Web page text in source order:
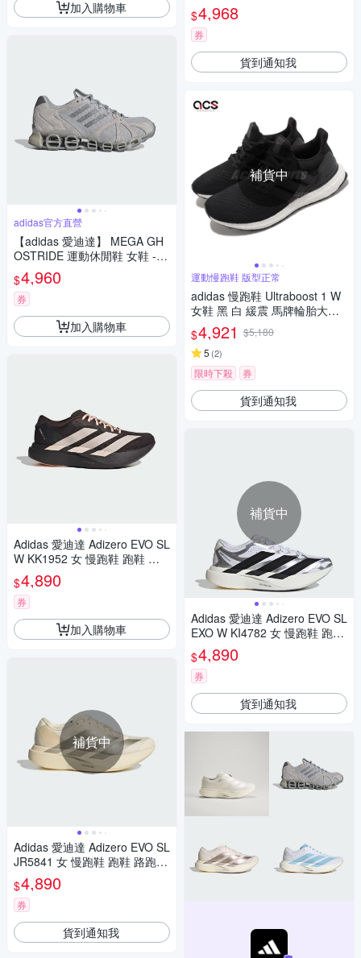
加入購物車
adidas官方直營
【adidas 愛迪達】 MEGA GH
OSTRIDE 運動休閒鞋 女鞋 - O
riginals IH4392
$4,960
券
加入購物車
Adidas 愛迪達 Adizero EVO SL
W KK1952 女 慢跑鞋 跑鞋 路
跑 棕 粉 避震
$4,890
券
加入購物車
補貨中
Adidas 愛迪達 Adizero EVO SL
JR5841 女 慢跑鞋 跑鞋 路跑
米 銀
$4,890
券
貨到通知我
縫 4D中底 反光 愛迪達 白
$4,968
券
貨到通知我
補貨中
運動慢跑鞋 版型正常
adidas 慢跑鞋 Ultraboost 1 W
女鞋 黑 白 緩震 馬牌輪胎大底
襪套式 愛迪達 HQ4206
$4,921 $5,180
5 (2)
限時下殺 券
貨到通知我
補貨中
Adidas 愛迪達 Adizero EVO SL
EXO W KI4782 女 慢跑鞋 跑鞋
路跑 灰 白
$4,890
券
貨到通知我